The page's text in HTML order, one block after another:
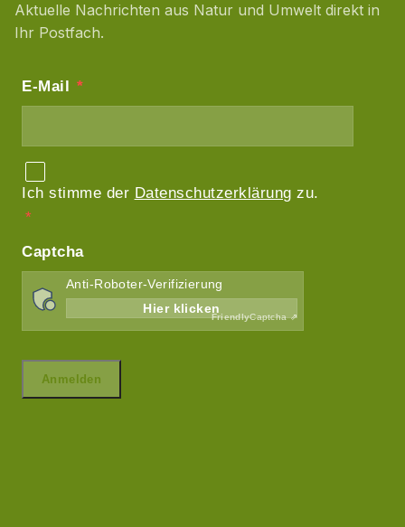
Aktuelle Nachrichten aus Natur und Umwelt direkt in
Ihr Postfach.